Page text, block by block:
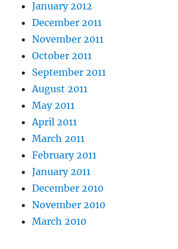
January 2012
December 2011
November 2011
October 2011
September 2011
August 2011
May 2011
April 2011
March 2011
February 2011
January 2011
December 2010
November 2010
March 2010